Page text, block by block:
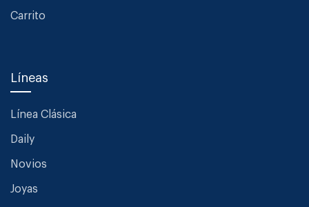
Carrito
Líneas
Línea Clásica
Daily
Novios
Joyas